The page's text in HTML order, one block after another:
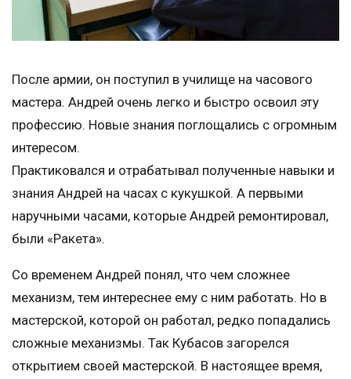
После армии, он поступил в училище на часового
мастера. Андрей очень легко и быстро освоил эту
профессию. Новые знания поглощались с огромным
интересом.
Практиковался и отрабатывал полученные навыки и
знания Андрей на часах с кукушкой. А первыми
наручными часами, которые Андрей ремонтировал,
были «Ракета».
Со временем Андрей понял, что чем сложнее
механизм, тем интереснее ему с ним работать. Но в
мастерской, которой он работал, редко попадались
сложные механизмы. Так Кубасов загорелся
открытием своей мастерской. В настоящее время,